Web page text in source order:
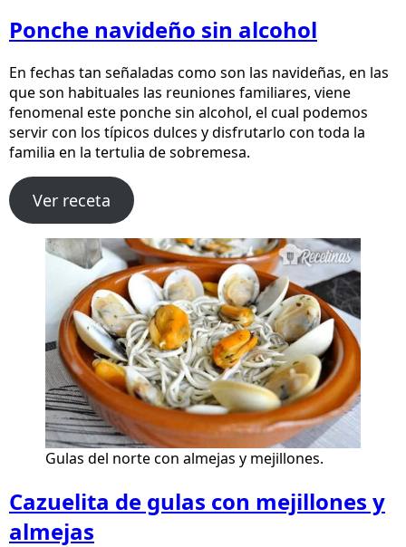
Ponche navideño sin alcohol
En fechas tan señaladas como son las navideñas, en las
que son habituales las reuniones familiares, viene
fenomenal este ponche sin alcohol, el cual podemos
servir con los típicos dulces y disfrutarlo con toda la
familia en la tertulia de sobremesa.
Ver receta
Gulas del norte con almejas y mejillones.
Cazuelita de gulas con mejillones y
almejas